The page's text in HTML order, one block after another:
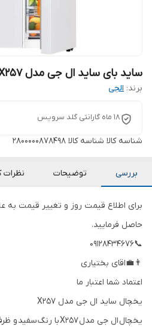
ساید بای ساید ال جی مدل X257 اینستاویو
برند: الجی
۱۸ ماه گارانتی گلد سرویس
شناسه کالا شناسه کالا 2800000878498
بررسی توضیحات نظرات
برای اطلاع قیمت روز و تغییر قیمت به
حاصل فرمایید.
📞09128434676
👨‍💼اقای بختیاری
اعتماد شما اعتبار ما
یخچال ساید ال جی مدل X257